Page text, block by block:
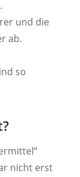
und die
ab.
so
nicht erst